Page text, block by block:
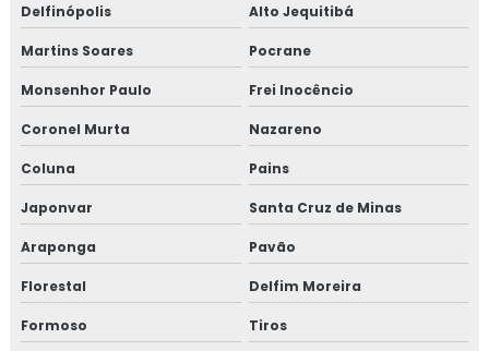
Delfinópolis Alto Jequitibá
Martins Soares Pocrane
Monsenhor Paulo Frei Inocêncio
Coronel Murta Nazareno
Coluna Pains
Japonvar Santa Cruz de Minas
Araponga Pavão
Florestal Delfim Moreira
Formoso Tiros